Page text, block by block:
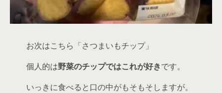
お次はこちら「さつまいもチップ」
個人的は野菜のチップではこれが好きです。
いっきに食べると口の中がもそもそしますが。